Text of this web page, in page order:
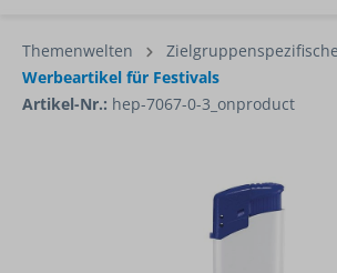
Themenwelten
Werbeartikel für Festivals
Artikel-Nr.: hep-7067-0-3_onproduct